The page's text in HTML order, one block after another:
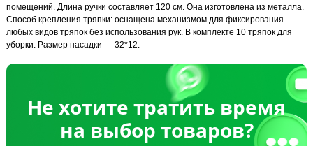
помещений. Длина ручки составляет 120 см. Она изготовлена из металла.
Способ крепления тряпки: оснащена механизмом для фиксирования
любых видов тряпок без использования рук. В комплекте 10 тряпок для
уборки. Размер насадки — 32*12.
Не хотите тратить время
на выбор товаров?